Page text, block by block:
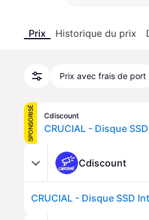
Prix Historique du prix
Prix avec frais de port
SPONSORISÉ Cdiscount
Cdiscount